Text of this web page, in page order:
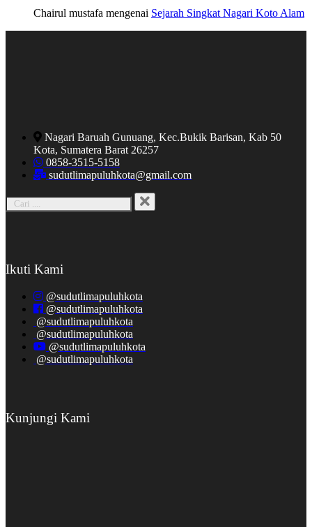
Chairul mustafa mengenai Sejarah Singkat Nagari Koto Alam
Nagari Baruah Gunuang, Kec.Bukik Barisan, Kab 50
Kota, Sumatera Barat 26257
0858-3515-5158
sudutlimapuluhkota@gmail.com
Ikuti Kami
@sudutlimapuluhkota
@sudutlimapuluhkota
@sudutlimapuluhkota
@sudutlimapuluhkota
@sudutlimapuluhkota
@sudutlimapuluhkota
Kunjungi Kami